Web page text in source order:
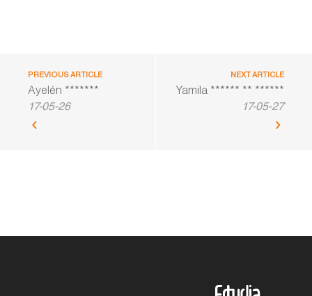
PREVIOUS ARTICLE
Ayelén *******
17-05-26
NEXT ARTICLE
Yamila ****** ** ******
17-05-27